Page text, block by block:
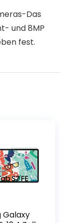
Das
und 8MP
fest.
Galaxy